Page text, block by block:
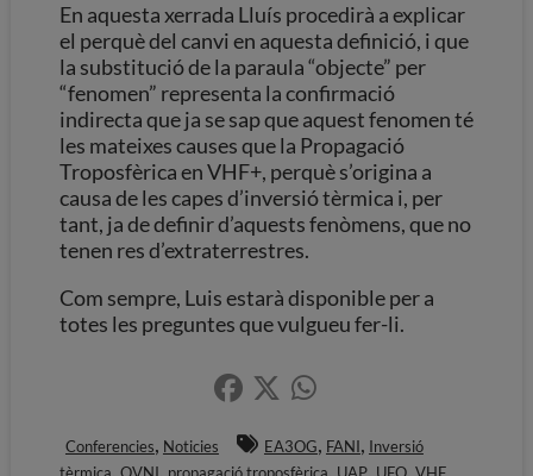
En aquesta xerrada Lluís procedirà a explicar
el perquè del canvi en aquesta definició, i que
la substitució de la paraula “objecte” per
“fenomen” representa la confirmació
indirecta que ja se sap que aquest fenomen té
les mateixes causes que la Propagació
Troposfèrica en VHF+, perquè s’origina a
causa de les capes d’inversió tèrmica i, per
tant, ja de definir d’aquests fenòmens, que no
tenen res d’extraterrestres.
Com sempre, Luis estarà disponible per a
totes les preguntes que vulgueu fer-li.
Conferencies, Noticies EA3OG, FANI, Inversió
, ,